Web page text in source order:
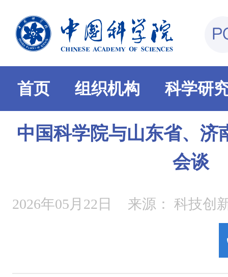
首页 组织机构 科学研
中国科学院与山东省、济
会谈
2026年05月22日 来源： 科技创